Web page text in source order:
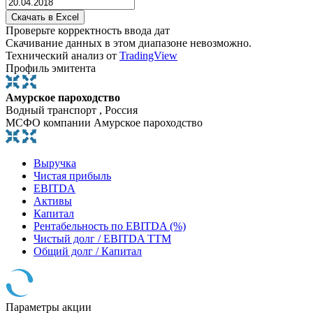
Проверьте корректность ввода дат
Скачивание данных в этом диапазоне невозможно.
Технический анализ от TradingView
Профиль эмитента
Амурское пароходство
Водный транспорт , Россия
МСФО компании Амурское пароходство
Выручка
Чистая прибыль
EBITDA
Активы
Капитал
Рентабельность по EBITDA (%)
Чистый долг / EBITDA TTM
Общий долг / Капитал
Параметры акции